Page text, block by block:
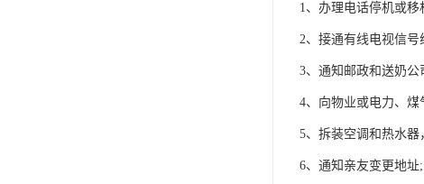
1、办理电话停机或移
2、接通有线电视信号
3、通知邮政和送奶公
4、向物业或电力、
5、拆装空调和热水器
6、通知亲友变更地址;